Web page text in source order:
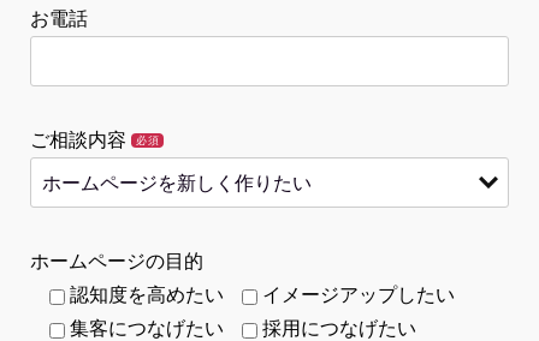
お電話
ご相談内容 必須
ホームページの目的
認知度を高めたい
イメージアップしたい
集客につなげたい
採用につなげたい